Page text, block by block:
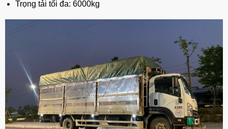
Trọng tải tối đa: 6000kg